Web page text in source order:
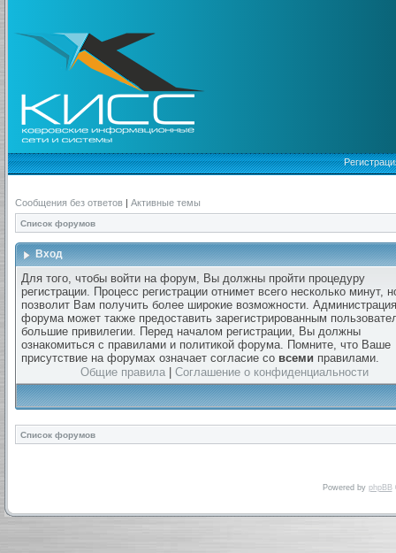
Сообщения без ответов | Активные темы
Список форумов
Вход
Для того, чтобы войти на форум, Вы должны пройти процедуру
регистрации. Процесс регистрации отнимет всего несколько минут,
позволит Вам получить более широкие возможности. Администрация
форума может также предоставить зарегистрированным
большие привилегии. Перед началом регистрации, Вы должны
ознакомиться с правилами и политикой форума. Помните, что Ваше
присутствие на форумах означает согласие со всеми правилами.
Общие правила
Соглашение о конфиденциальности
Список форумов
Powered by phpBB